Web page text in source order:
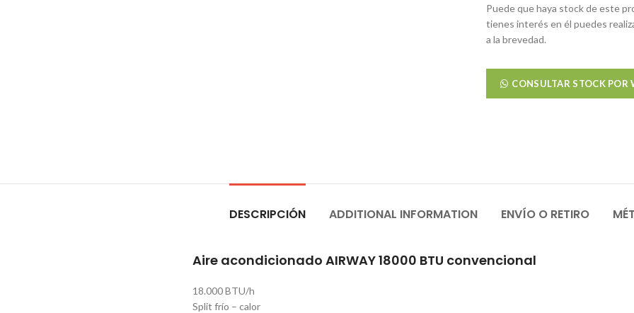
Puede que haya stock de este
tienes interés en él puedes
a la brevedad.
CONSULTAR STOCK POR
DESCRIPCIÓN ADDITIONAL INFORMATION ENVÍO O RETIRO
Aire acondicionado AIRWAY 18000 BTU convencional
18.000 BTU/h
Split frío – calor